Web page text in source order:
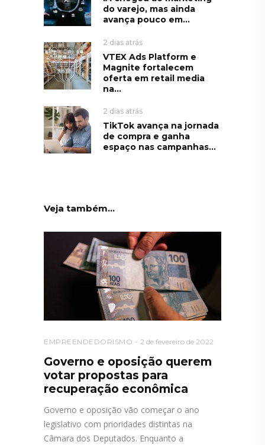
do varejo, mas ainda
avança pouco em...
2 dias atrás
VTEX Ads Platform e
Magnite fortalecem
oferta em retail media
na...
2 dias atrás
TikTok avança na jornada
de compra e ganha
espaço nas campanhas...
Veja também...
EMPREENDEDORISMO 2 de fevereiro de 2022
Governo e oposição querem
votar propostas para
recuperação econômica
Governo e oposição vão começar o ano
legislativo com prioridades distintas na
Câmara dos Deputados. Enquanto a